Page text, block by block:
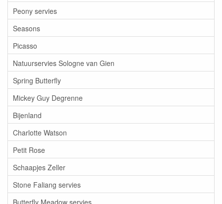
Peony servies
Seasons
Picasso
Natuurservies Sologne van Gien
Spring Butterfly
Mickey Guy Degrenne
Bijenland
Charlotte Watson
Petit Rose
Schaapjes Zeller
Stone Faliang servies
Butterfly Meadow servies